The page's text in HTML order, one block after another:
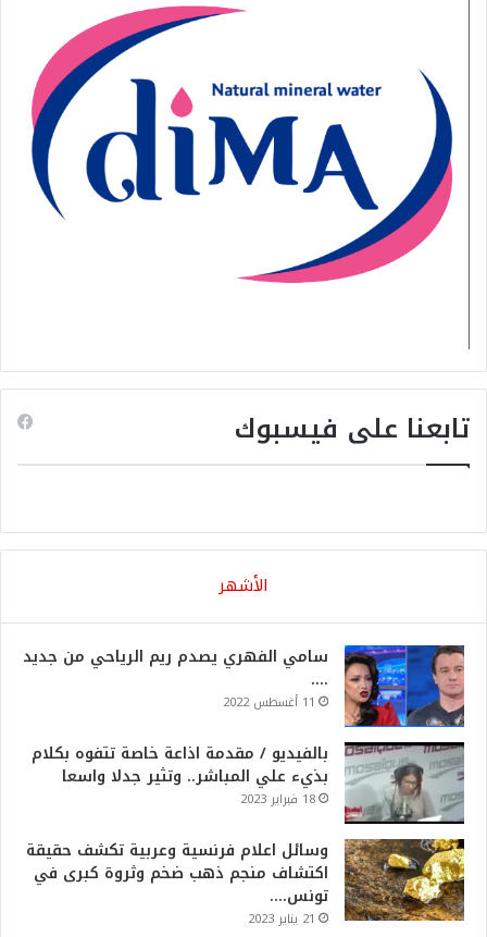
تابعنا على فيسبوك
الأشهر
سامي الفهري يصدم ريم الرياحي من جديد
….
11 أغسطس 2022
بالفيديو / مقدمة اذاعة خاصة تتفوه بكلام
بذيء علي المباشر.. وتثير جدلا واسعا
18 فبراير 2023
وسائل اعلام فرنسية وعربية تكشف حقيقة
اكتشاف منجم ذهب ضخم وثروة كبرى في
تونس….
21 يناير 2023